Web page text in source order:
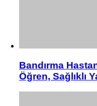
Bandırma
Öğren, Sağlıklı